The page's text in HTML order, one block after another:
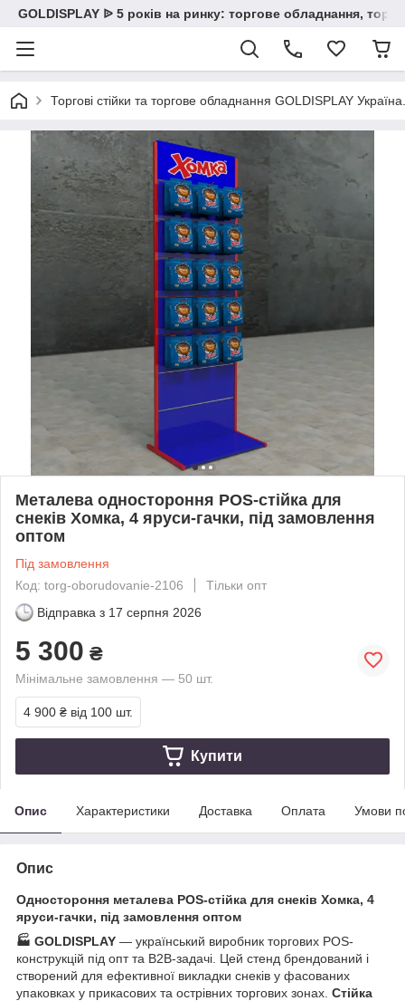
GOLDISPLAY ᐉ 5 років на ринку: торгове обладнання,
Торгові стійки та торгове обладнання GOLDISPLAY
Металева одностороння POS-стійка для
снеків Хомка, 4 яруси-гачки, під замовлення
оптом
Під замовлення
Код: torg-oborudovanie-2106
Тільки опт
Відправка з 17 серпня 2026
5 300 ₴
Мінімальне замовлення — 50 шт.
4 900 ₴ від 100 шт.
Купити
Опис Характеристики Доставка Оплата Умови
Опис
Одностороння металева POS-стійка для снеків Хомка, 4
яруси-гачки, під замовлення оптом
🏭 GOLDISPLAY — український виробник торгових POS-
конструкцій під опт та B2B-задачі. Цей стенд брендований і
створений для ефективної викладки снеків у фасованих
упаковках у прикасових та острівних торгових зонах. Стійка